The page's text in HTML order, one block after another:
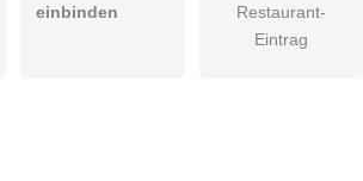
einbinden
Restaurant-
Eintrag